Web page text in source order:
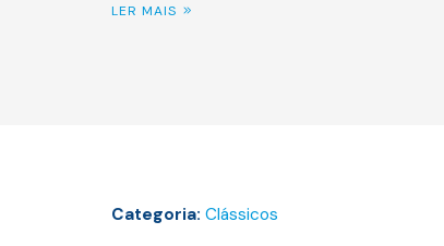
LER MAIS
Categoria: Clássicos